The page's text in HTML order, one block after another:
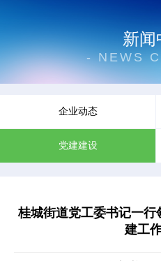
新闻
- NEWS
企业动态
党建建设
桂城街道党工委书记一
建工